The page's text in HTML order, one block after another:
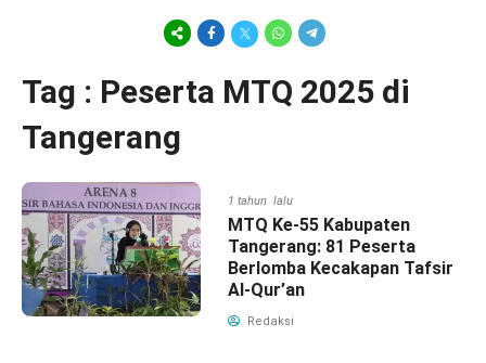
Tag : Peserta MTQ 2025 di
Tangerang
1 tahun lalu
MTQ Ke-55 Kabupaten
Tangerang: 81 Peserta
Berlomba Kecakapan Tafsir
Al-Qur’an
Redaksi